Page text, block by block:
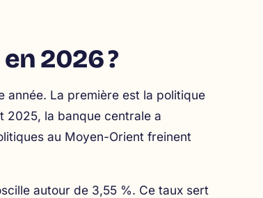
2026 ?
année. La première est la politique
2025, la banque centrale a
au Moyen-Orient freinent
autour de 3,55 %. Ce taux sert